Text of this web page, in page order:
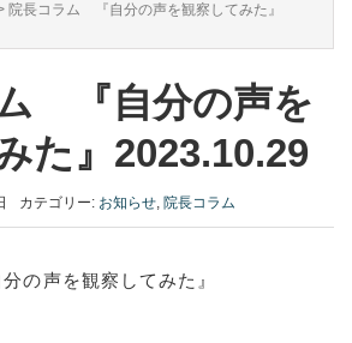
院長コラム 『自分の声を観察してみた』
『自分の声を
た』2023.10.29
カテゴリー: お知らせ, 院長コラム
の声を観察してみた』